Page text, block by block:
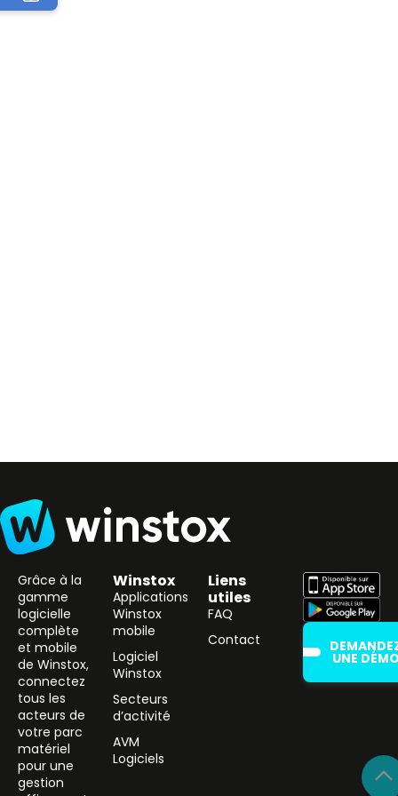
Grâce à la
gamme
logicielle
complète
et mobile
de Winstox,
connectez
tous les
acteurs de
votre parc
matériel
pour une
gestion
Winstox
Applications
Winstox
mobile
Logiciel
Winstox
Secteurs
d’activité
AVM
Logiciels
Liens
utiles
FAQ
Contact
UNE